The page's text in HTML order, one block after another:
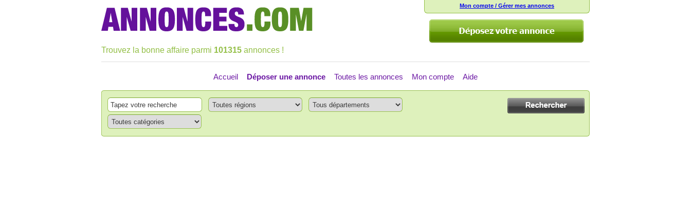
Mon compte / Gérer mes annonces
Trouvez la bonne affaire parmi 101315 annonces !
Accueil Déposer une annonce Toutes les annonces Mon compte Aide